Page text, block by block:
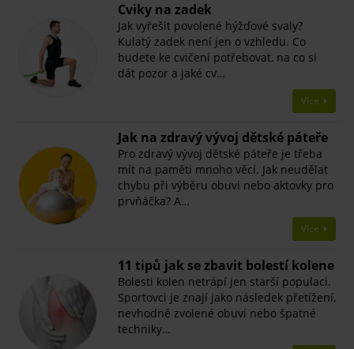
​Cviky na zadek
Jak vyřešit povolené hýžďové svaly?
Kulatý zadek není jen o vzhledu. Co
budete ke cvičení potřebovat, na co si
dát pozor a jaké cv…
Více
​Jak na zdravý vývoj dětské páteře
Pro zdravý vývoj dětské páteře je třeba
mít na paměti mnoho věcí. Jak neudělat
chybu při výběru obuvi nebo aktovky pro
prvňáčka? A…
Více
11 tipů jak se zbavit bolestí kolene
Bolesti kolen netrápí jen starší populaci.
Sportovci je znají jako následek přetížení,
nevhodně zvolené obuvi nebo špatné
techniky…